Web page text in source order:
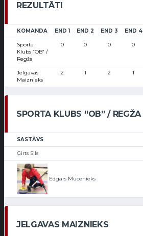
REZULTĀTI
KOMANDA END 1 END 2 END 3 END 4
Sporta
Klubs “OB” /
Regža
0 0 0 0
Jelgavas
Maiznieks
2 1 2 1
SPORTA KLUBS “OB” / REGŽA
SASTĀVS
Ģirts Sils
Edgars Mucenieks
JELGAVAS MAIZNIEKS